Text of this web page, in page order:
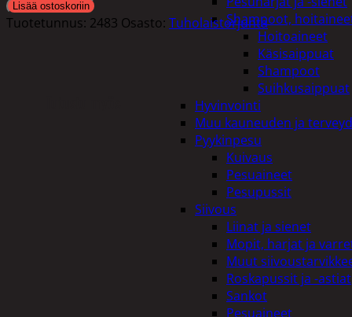
Shampoot,
Hoitoaineet
Käsisaippuat
Shampoot
Suihkusaippuat
Hyvinvointi
Muu kauneuden ja
Pyykinpesu
Kuivaus
Pesuaineet
Pesupussit
Siivous
Liinat ja sienet
Mopit, harjat ja
Muut
Roskapussit ja -astiat
Sankot
Pesuaineet
Lisää ostoskoriin
Tuotetunnus: 2483 Osasto: Tuholaistorjunta